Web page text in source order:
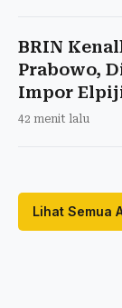
BRIN
Prabowo,
Impor
42 menit lalu
Lihat Semua